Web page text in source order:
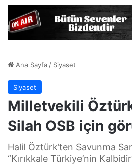
Ana Sayfa/ Siyaset
Siyaset
Milletvekili
Silah OSB için
Halil Öztürk’ten Savunma
“Kırıkkale Türkiye’nin